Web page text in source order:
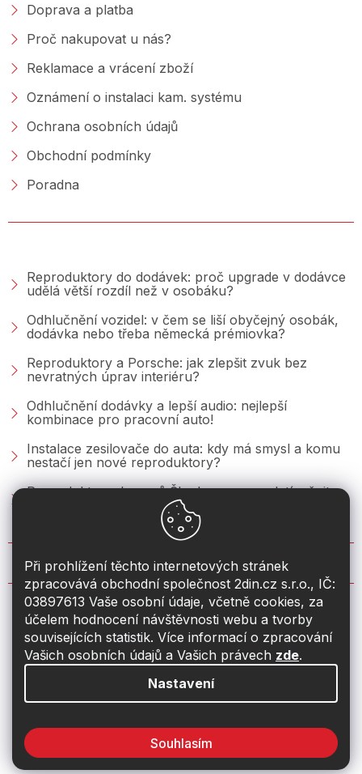
Při prohlížení těchto internetových stránek
zpracovává obchodní společnost 2din.cz s.r.o., IČ:
03897613 Vaše osobní údaje, včetně cookies, za
účelem hodnocení návštěvnosti webu a tvorby
souvisejících statistik. Více informací o zpracování
Vašich osobních údajů a Vašich právech zde.
Nastavení
Souhlasím
Doprava a platba
Proč nakupovat u nás?
Reklamace a vrácení zboží
Oznámení o instalaci kam. systému
Ochrana osobních údajů
Obchodní podmínky
Poradna
Reproduktory do dodávek: proč upgrade v dodávce
udělá větší rozdíl než v osobáku?
Odhlučnění vozidel: v čem se liší obyčejný osobák,
dodávka nebo třeba německá prémiovka?
Reproduktory a Porsche: jak zlepšit zvuk bez
nevratných úprav interiéru?
Odhlučnění dodávky a lepší audio: nejlepší
kombinace pro pracovní auto!
Instalace zesilovače do auta: kdy má smysl a komu
nestačí jen nové reproduktory?
Reproduktory do vozů Škoda: co se vyplatí měnit u
Fabie, Octavie a Superbu?
KONTAKT
info@2din.cz
774 19 55 33
Vytvořil Shoptet